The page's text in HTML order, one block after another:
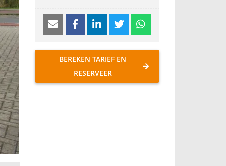
BEREKEN TARIEF EN
RESERVEER